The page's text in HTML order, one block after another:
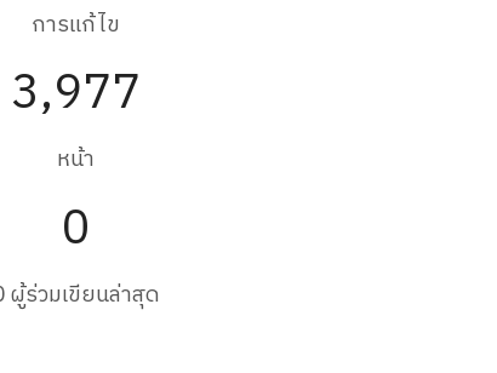
การแก้ไข
3,977
หน้า
0
ผู้ร่วมเขียนล่าสุด